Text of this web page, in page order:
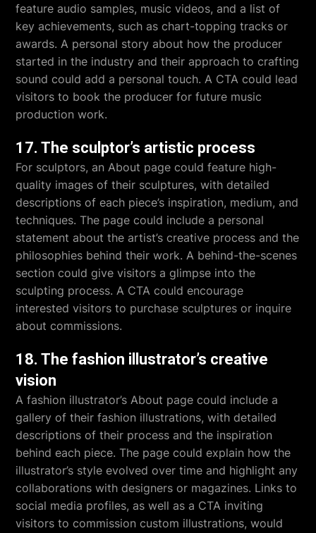
feature audio samples, music videos, and a list of
key achievements, such as chart-topping tracks or
awards. A personal story about how the producer
started in the industry and their approach to crafting
sound could add a personal touch. A CTA could lead
visitors to book the producer for future music
production work.
17. The sculptor’s artistic process
For sculptors, an About page could feature high-
quality images of their sculptures, with detailed
descriptions of each piece’s inspiration, medium, and
techniques. The page could include a personal
statement about the artist’s creative process and the
philosophies behind their work. A behind-the-scenes
section could give visitors a glimpse into the
sculpting process. A CTA could encourage
interested visitors to purchase sculptures or inquire
about commissions.
18. The fashion illustrator’s creative
vision
A fashion illustrator’s About page could include a
gallery of their fashion illustrations, with detailed
descriptions of their process and the inspiration
behind each piece. The page could explain how the
illustrator’s style evolved over time and highlight any
collaborations with designers or magazines. Links to
social media profiles, as well as a CTA inviting
visitors to commission custom illustrations, would